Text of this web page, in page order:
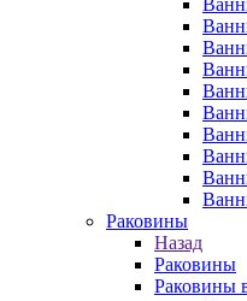
Раковины
Назад
Раковины
Раковины